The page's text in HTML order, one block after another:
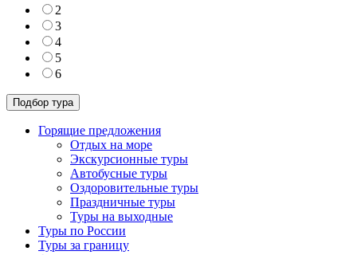
2
3
4
5
6
Горящие предложения
Отдых на море
Экскурсионные туры
Автобусные туры
Оздоровительные туры
Праздничные туры
Туры на выходные
Туры по России
Туры за границу